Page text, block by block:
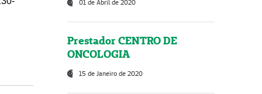
01 de Abril de 2020
Prestador CENTRO DE
ONCOLOGIA
15 de Janeiro de 2020